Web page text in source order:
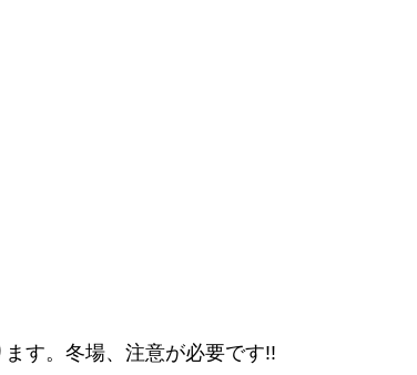
す。冬場、注意が必要です!!